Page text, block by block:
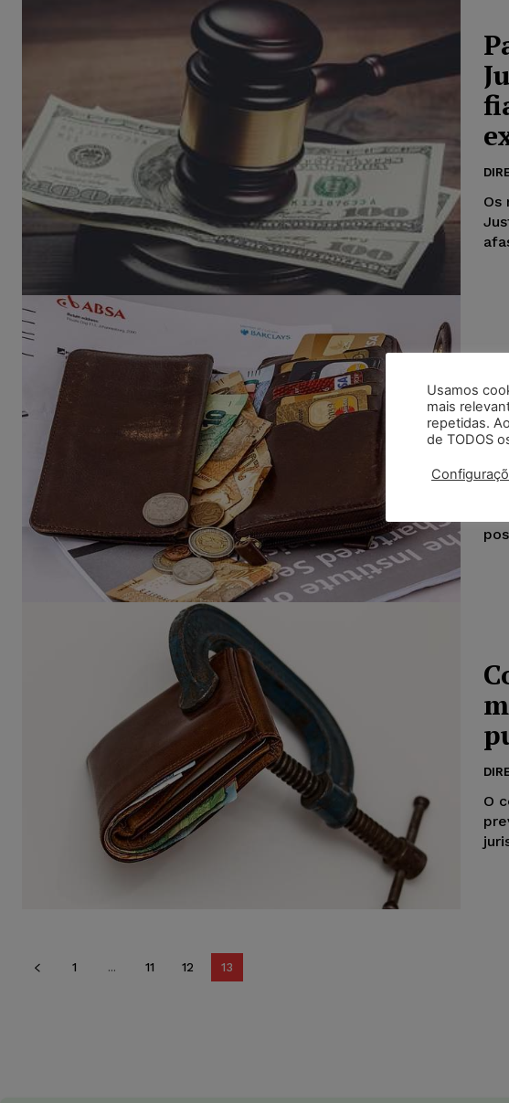
Os
O
1 ... 11 12 13
Usamos
mais
repetidas.
de TODOS